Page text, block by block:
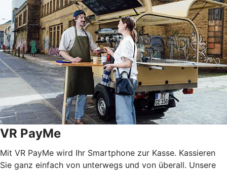
VR PayMe
Mit VR PayMe wird Ihr Smartphone zur Kasse. Kassieren
Sie ganz einfach von unterwegs und von überall. Unsere